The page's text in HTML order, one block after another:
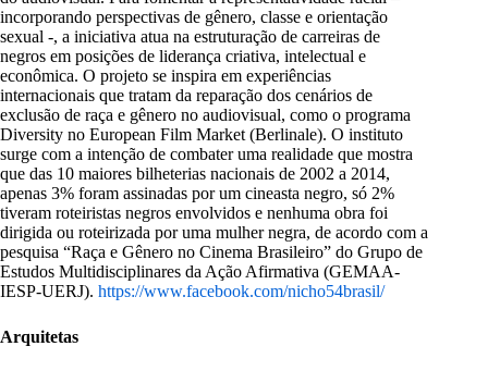
incorporando perspectivas de gênero, classe e orientação
sexual -, a iniciativa atua na estruturação de carreiras de
negros em posições de liderança criativa, intelectual e
econômica. O projeto se inspira em experiências
internacionais que tratam da reparação dos cenários de
exclusão de raça e gênero no audiovisual, como o programa
Diversity no European Film Market (Berlinale). O instituto
surge com a intenção de combater uma realidade que mostra
que das 10 maiores bilheterias nacionais de 2002 a 2014,
apenas 3% foram assinadas por um cineasta negro, só 2%
tiveram roteiristas negros envolvidos e nenhuma obra foi
dirigida ou roteirizada por uma mulher negra, de acordo com a
pesquisa “Raça e Gênero no Cinema Brasileiro” do Grupo de
Estudos Multidisciplinares da Ação Afirmativa (GEMAA-
IESP-UERJ). https://www.facebook.com/nicho54brasil/
Arquitetas